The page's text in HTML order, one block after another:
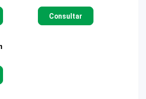
Consultar